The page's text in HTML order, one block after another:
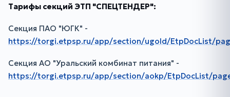
Тарифы секций ЭТП "СПЕЦТЕНДЕР":
Секция ПАО "ЮГК" -
https://torgi.etpsp.ru/app/section/ugold/EtpDocList/
Секция АО "Уральский комбинат питания" -
https://torgi.etpsp.ru/app/section/aokp/EtpDocList/